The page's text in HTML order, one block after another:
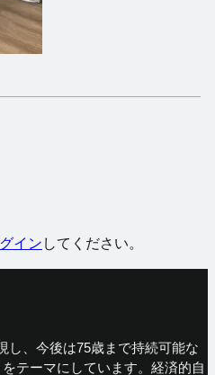
イン してください。
し、今後は75歳まで持続可能な
テーマにしています。経済的自